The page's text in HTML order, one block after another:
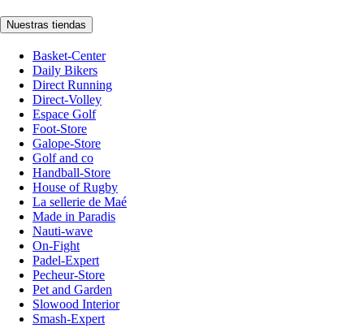
Nuestras tiendas
Basket-Center
Daily Bikers
Direct Running
Direct-Volley
Espace Golf
Foot-Store
Galope-Store
Golf and co
Handball-Store
House of Rugby
La sellerie de Maé
Made in Paradis
Nauti-wave
On-Fight
Padel-Expert
Pecheur-Store
Pet and Garden
Slowood Interior
Smash-Expert